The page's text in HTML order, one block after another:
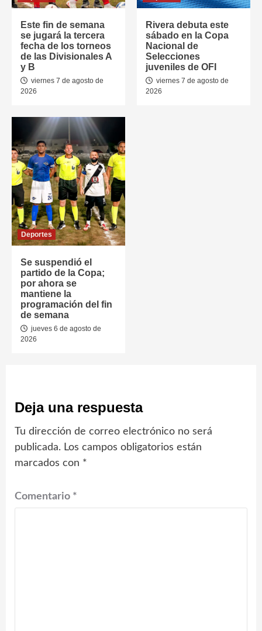
Este fin de semana
se jugará la tercera
fecha de los torneos
de las Divisionales A
y B
viernes 7 de agosto de
2026
Rivera debuta este
sábado en la Copa
Nacional de
Selecciones
juveniles de OFI
viernes 7 de agosto de
2026
Deportes
Se suspendió el
partido de la Copa;
por ahora se
mantiene la
programación del fin
de semana
jueves 6 de agosto de
2026
Deja una respuesta
Tu dirección de correo electrónico no será
publicada. Los campos obligatorios están
marcados con *
Comentario *